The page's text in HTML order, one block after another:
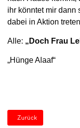
ihr könntet mir dann
dabei in Aktion
Alle: „Doch Frau
„Hünge Alaaf“
Vorheriger Beitrag:
Zurück